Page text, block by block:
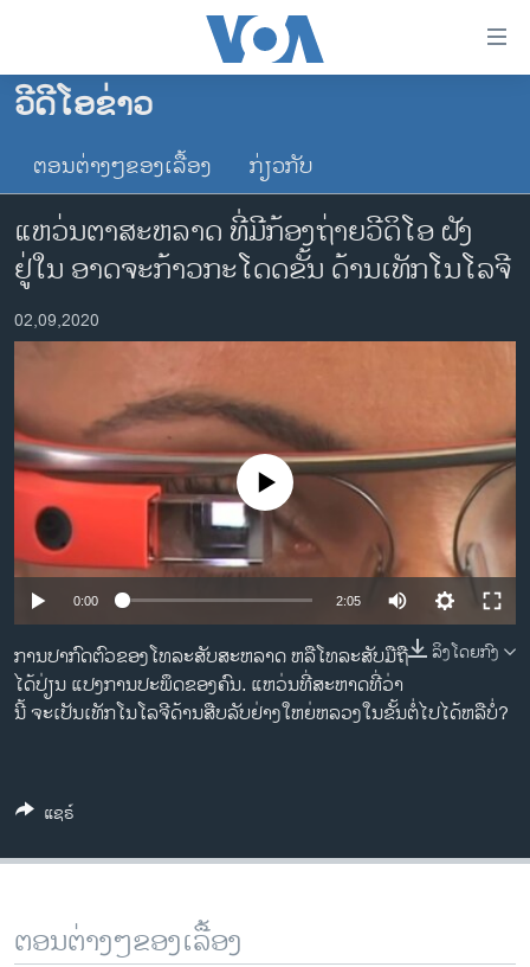
ເຂົ້າ
ຂ້າມ
ຂ້າມ
ໄປ
ຫາ
ຊອກ
ຄົ້ນ
ໂຮມເພຈ
ລາວ
ອາເມຣິກາ
ການເລືອກຕັ້ງ ປະທານາທີບໍດີ ສະຫະລັດ 2024
ຂ່າວ​ຈີນ
ໂລກ
ອິດສະຫຼະພາບດ້ານການຂ່າວ
ຊີວິດຊາວລາວ
ຊຸມຊົນຊາວລາວ
ວິທະຍາສາດ-ເທັກໂນໂລຈີ
ທຸລະກິດ
ວີດີໂອ
ສຽງ
ລາຍງານ
ວີດີໂອຂ່າວ
ຕອນຕ່າງໆຂອງເລື້ອງ ກ່ຽວກັບ
ແຫວ່ນຕາສະຫລາດ ທີ່ມີກ້ອງຖ່າຍວີດິໂອ ຝັງ
ຢູ່ໃນ ອາດຈະກ້າວກະໂດດຂັ້ນ ດ້ານເທັກໂນໂລຈີ
02,09,2020
No media source currently available
0:00 2:05
ລິງໂດຍກົງ
ການປາກົດຕົວຂອງໂທລະສັບສະຫລາດ ຫລືໂທລະສັບມືຖື
ໄດ້ປ່ຽນ ແປງການປະພຶດຂອງຄົນ. ແຫວ່ນທີ່ສະຫາດທີ່ວ່າ
ນີ້ ຈະເປັນເທັກໂນໂລຈີດ້ານສືບລັບຢ່າງໃຫຍ່ຫລວງໃນຂັ້ນຕໍ່ໄປໄດ້ຫລືບໍ່?
ແຊຣ໌
ຕອນຕ່າງໆຂອງເລື້ອງ